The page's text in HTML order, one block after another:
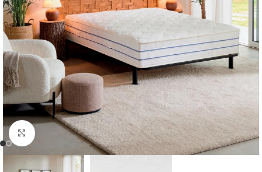
Cliquer pour agrandir